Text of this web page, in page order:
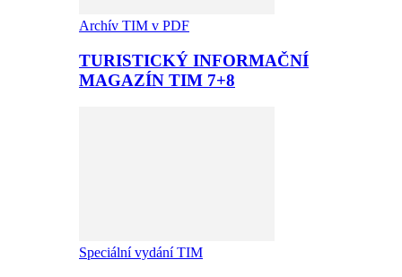
Archív TIM v PDF
TURISTICKÝ INFORMAČNÍ
MAGAZÍN TIM 7+8
Speciální vydání TIM